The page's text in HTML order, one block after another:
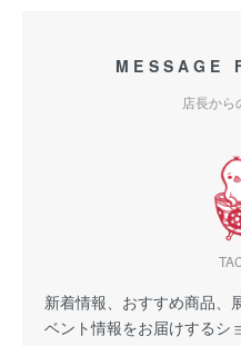
MESSAGE
店長から
新着情報、おすすめ商品、
ベント情報をお届けするシ